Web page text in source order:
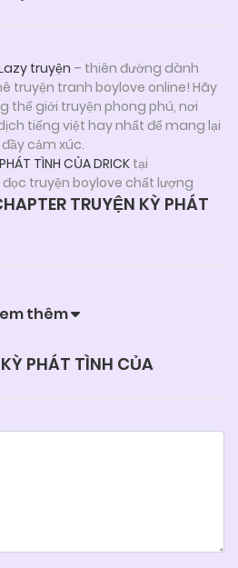
truyện – thiên đường dành
truyện tranh boylove online! Hãy
thế giới truyện phong phú, nơi
tiếng việt hay nhất để mang lại
cảm xúc.
TÌNH CỦA DRICK tại
truyện boylove chất lượng
TRUYỆN KỲ PHÁT
thêm
PHÁT TÌNH CỦA